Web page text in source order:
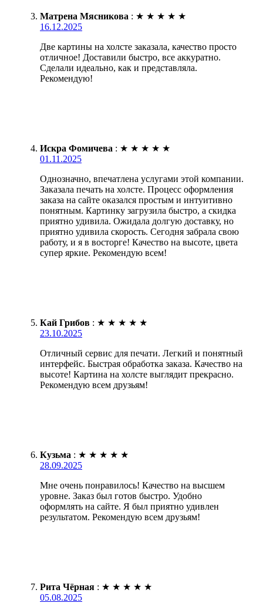
Матрена Мясникова : ★ ★ ★ ★ ★
16.12.2025
Две картины на холсте заказала, качество просто
отличное! Доставили быстро, все аккуратно.
Сделали идеально, как и представляла.
Рекомендую!
Искра Фомичева : ★ ★ ★ ★ ★
01.11.2025
Однозначно, впечатлена услугами этой компании.
Заказала печать на холсте. Процесс оформления
заказа на сайте оказался простым и интуитивно
понятным. Картинку загрузила быстро, а скидка
приятно удивила. Ожидала долгую доставку, но
приятно удивила скорость. Сегодня забрала свою
работу, и я в восторге! Качество на высоте, цвета
супер яркие. Рекомендую всем!
Кай Грибов : ★ ★ ★ ★ ★
23.10.2025
Отличный сервис для печати. Легкий и понятный
интерфейс. Быстрая обработка заказа. Качество на
высоте! Картина на холсте выглядит прекрасно.
Рекомендую всем друзьям!
Кузьма : ★ ★ ★ ★ ★
28.09.2025
Мне очень понравилось! Качество на высшем
уровне. Заказ был готов быстро. Удобно
оформлять на сайте. Я был приятно удивлен
результатом. Рекомендую всем друзьям!
Рита Чёрная : ★ ★ ★ ★ ★
05.08.2025